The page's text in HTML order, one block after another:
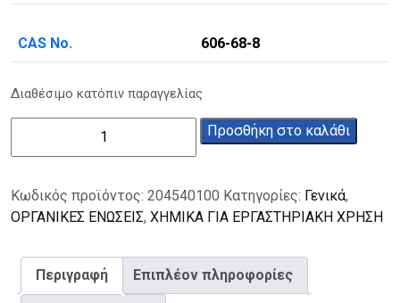
CAS No. 606-68-8
Διαθέσιμο κατόπιν παραγγελίας
ποσότητα
Προσθήκη στο καλάθι
Κωδικός προϊόντος: 204540100 Κατηγορίες: Γενικά,
ΟΡΓΑΝΙΚΕΣ ΕΝΩΣΕΙΣ, ΧΗΜΙΚΑ ΓΙΑ ΕΡΓΑΣΤΗΡΙΑΚΗ ΧΡΗΣΗ
Περιγραφή Επιπλέον πληροφορίες